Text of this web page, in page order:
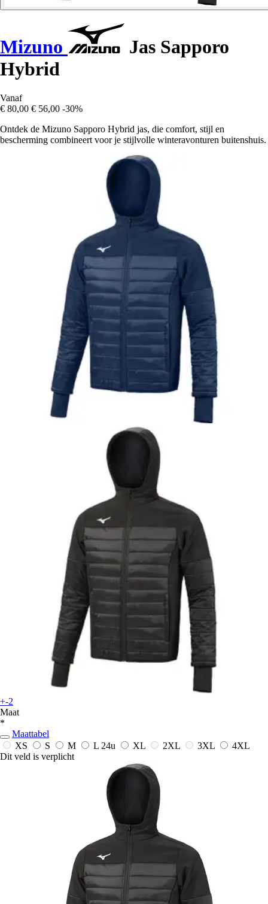
Mizuno
Jas Sapporo
Hybrid
Vanaf
€ 80,00 € 56,00 -30%
Ontdek de Mizuno Sapporo Hybrid jas, die comfort, stijl en
bescherming combineert voor je stijlvolle winteravonturen buitenshuis.
+-2
Maat
*
Maattabel
XS
S M L 24u XL 2XL 3XL
4XL
Dit veld is verplicht